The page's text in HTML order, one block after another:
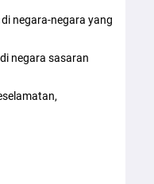
negara-negara yang
negara sasaran